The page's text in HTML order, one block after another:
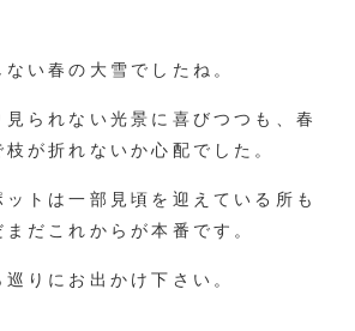
い春の大雪でしたね。
られない光景に喜びつつも、春
が折れないか心配でした。
トは一部見頃を迎えている所も
だこれからが本番です。
りにお出かけ下さい。